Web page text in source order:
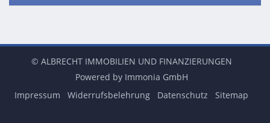
© ALBRECHT IMMOBILIEN UND FINANZIERUNGEN
Powered by Immonia GmbH
Impressum
Widerrufsbelehrung Datenschutz Sitemap